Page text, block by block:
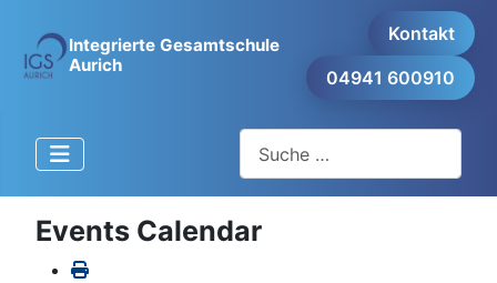
Integrierte Gesamtschule
Aurich
Kontakt
04941 600910
Events Calendar